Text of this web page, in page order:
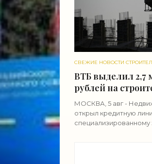
СВЕЖИЕ НОВОСТИ
ВТБ выделил 2,7
рублей на
в Симферополе -
«Строительство»
МОСКВА, 5 авг -
открыл кредитную